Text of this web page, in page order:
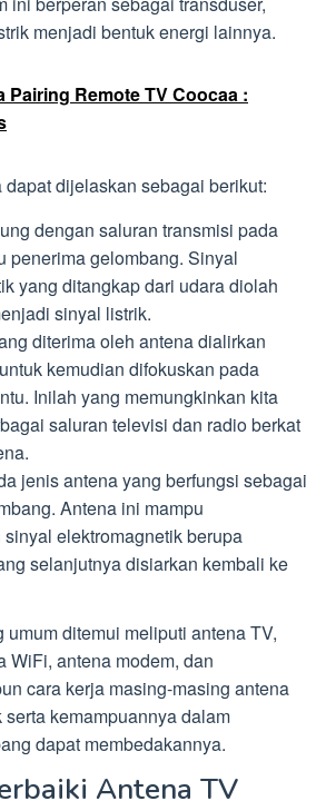
menjadi bentuk energi lainnya.
Pairing Remote TV Coocaa :
dijelaskan sebagai berikut:
dengan saluran transmisi pada
penerima gelombang. Sinyal
yang ditangkap dari udara diolah
sinyal listrik.
diterima oleh antena dialirkan
kemudian difokuskan pada
Inilah yang memungkinkan kita
saluran televisi dan radio berkat
jenis antena yang berfungsi sebagai
Antena ini mampu
sinyal elektromagnetik berupa
selanjutnya disiarkan kembali ke
umum ditemui meliputi antena TV,
WiFi, antena modem, dan
cara kerja masing-masing antena
kemampuannya dalam
dapat membedakannya.
Antena TV